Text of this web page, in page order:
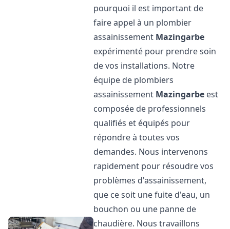
pourquoi il est important de
faire appel à un plombier
assainissement Mazingarbe
expérimenté pour prendre soin
de vos installations. Notre
équipe de plombiers
assainissement Mazingarbe est
composée de professionnels
qualifiés et équipés pour
répondre à toutes vos
demandes. Nous intervenons
rapidement pour résoudre vos
problèmes d'assainissement,
que ce soit une fuite d'eau, un
bouchon ou une panne de
chaudière. Nous travaillons